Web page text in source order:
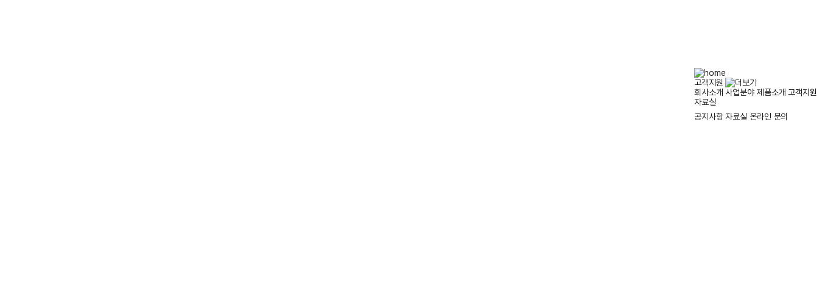
고객지원
회사소개 사업분야 제품소개 고객지원
자료실
공지사항 자료실 온라인 문의